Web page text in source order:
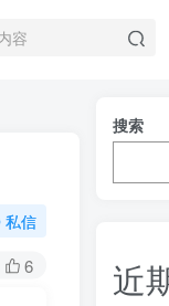
私信
6
搜索
近